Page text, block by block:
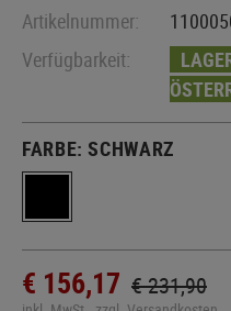
Artikelnummer:
Verfügbarkeit:
FARBE:SCHWARZ
€ 156,17 € 231,90